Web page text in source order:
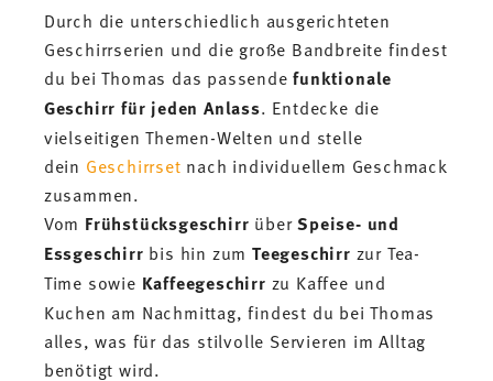
Durch die unterschiedlich ausgerichteten
Geschirrserien und die große Bandbreite findest
du bei Thomas das passendefunktionale
Geschirr für jeden Anlass. Entdecke die
vielseitigen Themen-Welten und stelle
dein Geschirrset nach individuellem Geschmack
zusammen.
Vom Frühstücksgeschirr überSpeise- und
Essgeschirr bis hin zumTeegeschirr zur Tea-
Time sowie Kaffeegeschirr zu Kaffee und
Kuchen am Nachmittag, findest du bei Thomas
alles, was für das stilvolle Servieren im Alltag
benötigt wird.